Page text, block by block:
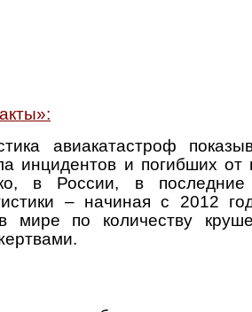
авиакатастроф
инцидентов и погибших
в России, в
– начиная с 2012
мире по количеству